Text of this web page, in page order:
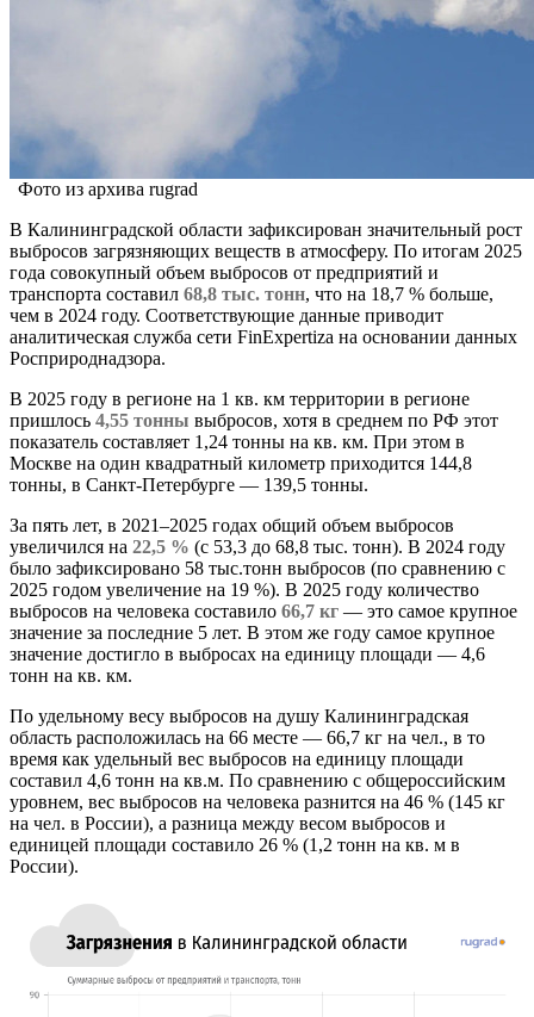
Фото из архива rugrad
В Калининградской области зафиксирован значительный рост
выбросов загрязняющих веществ в атмосферу. По итогам 2025
года совокупный объем выбросов от предприятий и
транспорта составил 68,8 тыс. тонн, что на 18,7 % больше,
чем в 2024 году. Соответствующие данные приводит
аналитическая служба сети FinExpertiza на основании данных
Росприроднадзора.
В 2025 году в регионе на 1 кв. км территории в регионе
пришлось 4,55 тонны выбросов, хотя в среднем по РФ этот
показатель составляет 1,24 тонны на кв. км. При этом в
Москве на один квадратный километр приходится 144,8
тонны, в Санкт-Петербурге — 139,5 тонны.
За пять лет, в 2021–2025 годах общий объем выбросов
увеличился на 22,5 % (с 53,3 до 68,8 тыс. тонн). В 2024 году
было зафиксировано 58 тыс.тонн выбросов (по сравнению с
2025 годом увеличение на 19 %). В 2025 году количество
выбросов на человека составило 66,7 кг — это самое крупное
значение за последние 5 лет. В этом же году самое крупное
значение достигло в выбросах на единицу площади — 4,6
тонн на кв. км.
По удельному весу выбросов на душу Калининградская
область расположилась на 66 месте — 66,7 кг на чел., в то
время как удельный вес выбросов на единицу площади
составил 4,6 тонн на кв.м. По сравнению с общероссийским
уровнем, вес выбросов на человека разнится на 46 % (145 кг
на чел. в России), а разница между весом выбросов и
единицей площади составило 26 % (1,2 тонн на кв. м в
России).